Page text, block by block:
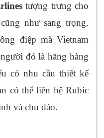
tượng trưng cho
như sang trọng.
điệp mà Vietnam
đó là hãng hàng
có nhu cầu thiết kế
có thể liên hệ Rubic
và chu đáo.